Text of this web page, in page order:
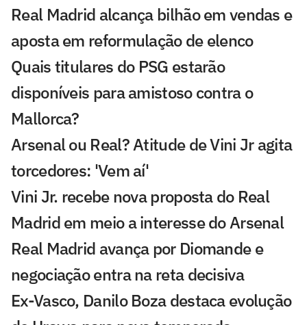
Real Madrid alcança bilhão em vendas e
aposta em reformulação de elenco
Quais titulares do PSG estarão
disponíveis para amistoso contra o
Mallorca?
Arsenal ou Real? Atitude de Vini Jr agita
torcedores: 'Vem aí'
Vini Jr. recebe nova proposta do Real
Madrid em meio a interesse do Arsenal
Real Madrid avança por Diomande e
negociação entra na reta decisiva
Ex-Vasco, Danilo Boza destaca evolução